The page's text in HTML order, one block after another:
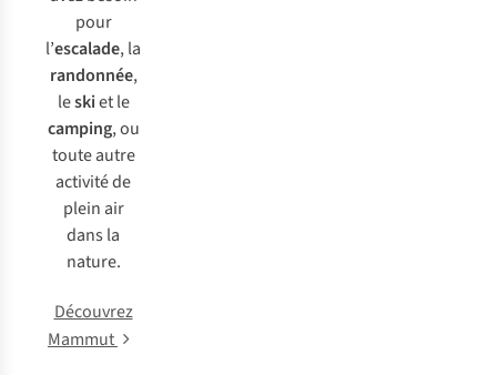
pour
l’escalade, la
randonnée,
leskiet le
camping, ou
toute autre
activité de
plein air
dans la
nature.
Découvrez
Mammut